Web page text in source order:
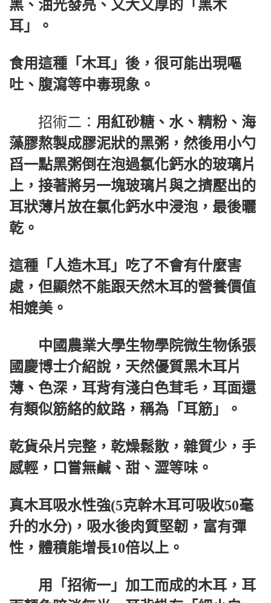
黑、油光發亮、又大又厚的「黑木
耳」。
食用這種「木耳」後，很可能出現嘔
吐、腹瀉等中毒現象。
招術二： 用紅砂糖、水、精粉、海
藻膠熬製成膠泥狀的黑粥，然後用小勺
舀一點黑粥倒在泡過氯化鈣水的玻璃片
上，接著將另一塊玻璃片與之擠壓出的
耳狀薄片放在氯化鈣水中浸泡，最後曬
乾。
這種「人造木耳」吃了不會有什麼害
處，但顯然不能跟天然木耳的營養價值
相媲美。
中國農業大學生物學院微生物係張
國慶博士介紹說，天然優質黑木耳片
薄、色深，耳背有淺白色茸毛，耳面還
有類似筋絡的紋路，稱為「耳筋」。
乾貨朵片完整，乾燥鬆散，雜質少，手
感輕，口嘗無鹹、甜、澀等味。
真木耳吸水性強(5克幹木耳可吸收50毫
升的水分)，吸水後肉質堅韌，富有彈
性，體積能增長10倍以上。
用「招術一」加工而成的木耳，耳